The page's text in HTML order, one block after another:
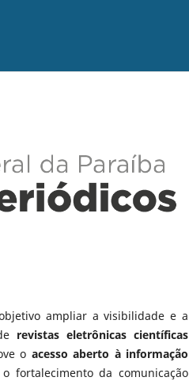
ampliar a visibilidade e a
revistas eletrônicas científicas
o acesso aberto à informação
fortalecimento da comunicação